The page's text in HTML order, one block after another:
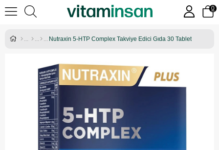
0
Nutraxin 5-HTP Complex Takviye Edici Gıda 30 Tablet